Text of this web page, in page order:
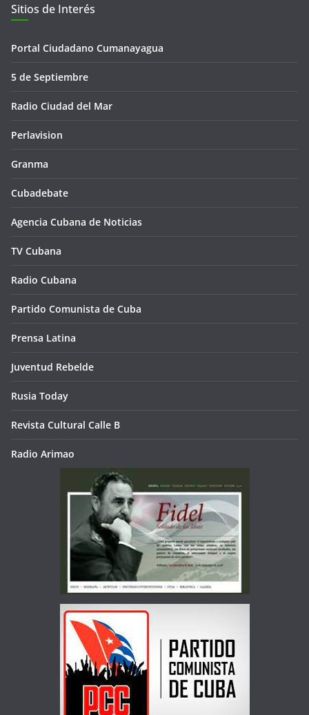
Sitios de Interés
Portal Ciudadano Cumanayagua
5 de Septiembre
Radio Ciudad del Mar
Perlavision
Granma
Cubadebate
Agencia Cubana de Noticias
TV Cubana
Radio Cubana
Partido Comunista de Cuba
Prensa Latina
Juventud Rebelde
Rusia Today
Revista Cultural Calle B
Radio Arimao